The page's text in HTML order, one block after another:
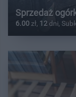
Sprzedaż
6.00 zł, 12 dni,